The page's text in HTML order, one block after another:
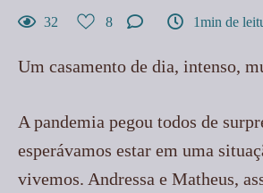
32 8 1min de
Um casamento de dia, intenso,
A pandemia pegou todos de
esperávamos estar em uma
vivemos. Andressa e Matheus,